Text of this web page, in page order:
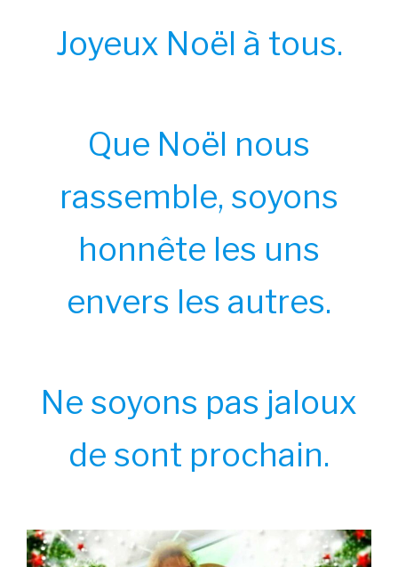
Joyeux Noël à tous.
Que Noël nous
rassemble, soyons
honnête les uns
envers les autres.
Ne soyons pas jaloux
de sont prochain.